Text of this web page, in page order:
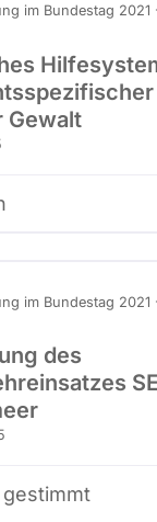
im Bundestag 2021
Gewalt
im Bundestag 2021
des